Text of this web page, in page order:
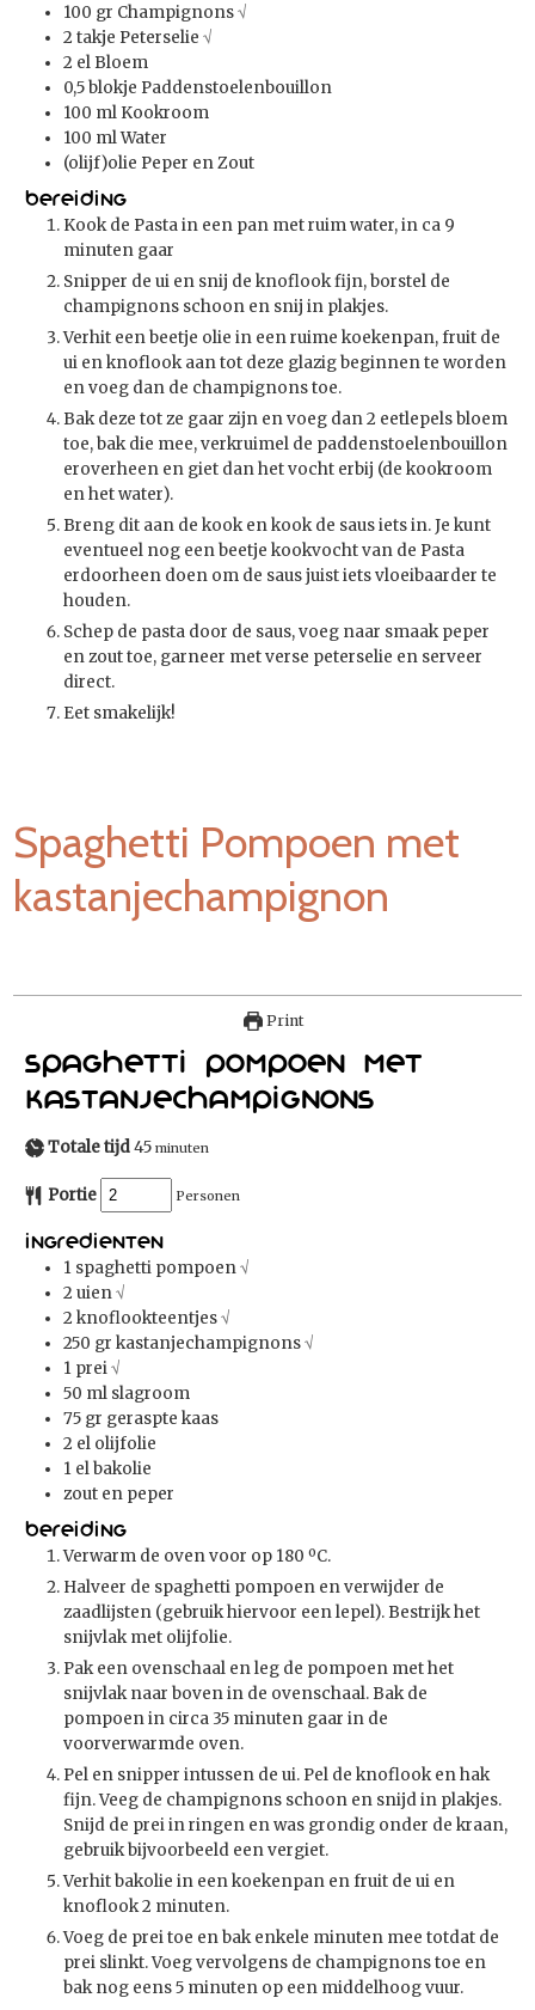
100 gr Champignons√
2 takje Peterselie√
2 el Bloem
0,5blokje Paddenstoelenbouillon
100 ml Kookroom
100 mlWater
(olijf)olie Peper en Zout
Bereiding
Kook de Pasta in een pan met ruim water, in ca 9
minuten gaar
Snipper de ui en snij de knoflook fijn, borstel de
champignons schoon en snij in plakjes.
Verhit een beetje olie in een ruime koekenpan, fruit de
ui en knoflook aan tot deze glazig beginnen te worden
en voeg dan de champignons toe.
Bak deze tot ze gaar zijn en voeg dan 2 eetlepels bloem
toe, bak die mee, verkruimel de paddenstoelenbouillon
eroverheen en giet dan het vocht erbij (de kookroom
en het water).
Breng dit aan de kook en kook de saus iets in. Je kunt
eventueel nog een beetje kookvocht van de Pasta
erdoorheen doen om de saus juist iets vloeibaarder te
houden.
Schep de pasta door de saus, voeg naar smaak peper
en zout toe, garneer met verse peterselie en serveer
direct.
Eet smakelijk!
Spaghetti Pompoen met
kastanjechampignon
Print
Spaghetti Pompoen met
kastanjechampignons
Totale tijd45 minuten
Portie Personen
Ingredienten
1 spaghetti pompoen√
2 uien√
2 knoflookteentjes√
250 gr kastanjechampignons√
1 prei√
50 ml slagroom
75 gr geraspte kaas
2 el olijfolie
1 elbakolie
zout en peper
Bereiding
Verwarm de oven voor op 180 ºC.
Halveer de spaghetti pompoen en verwijder de
zaadlijsten (gebruik hiervoor een lepel). Bestrijk het
snijvlak met olijfolie.
Pak een ovenschaal en leg de pompoen met het
snijvlak naar boven in de ovenschaal. Bak de
pompoen in circa 35 minuten gaar in de
voorverwarmde oven.
Pel en snipper intussen de ui. Pel de knoflook en hak
fijn. Veeg de champignons schoon en snijd in plakjes.
Snijd de prei in ringen en was grondig onder de kraan,
gebruik bijvoorbeeld een vergiet.
Verhit bakolie in een koekenpan en fruit de ui en
knoflook 2 minuten.
Voeg de prei toe en bak enkele minuten mee totdat de
prei slinkt. Voeg vervolgens de champignons toe en
bak nog eens 5 minuten op een middelhoog vuur.